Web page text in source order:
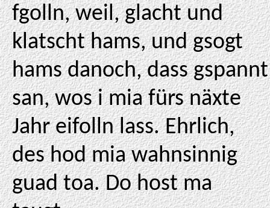
fgolln, weil, glacht und
klatscht hams, und gsogt
hams danoch, dass gspannt
san, wos i mia fürs näxte
Jahr eifolln lass. Ehrlich,
des hod mia wahnsinnig
guad toa. Do host ma